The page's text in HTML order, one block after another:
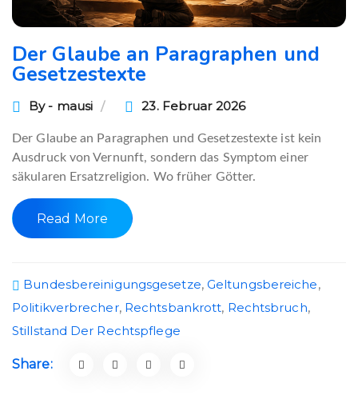
Der Glaube an Paragraphen und
Gesetzestexte
By - mausi 23. Februar 2026
Der Glaube an Paragraphen und Gesetzestexte ist kein
Ausdruck von Vernunft, sondern das Symptom einer
säkularen Ersatzreligion. Wo früher Götter.
Read More
Bundesbereinigungsgesetze, Geltungsbereiche,
Politikverbrecher, Rechtsbankrott, Rechtsbruch,
Stillstand Der Rechtspflege
Share: